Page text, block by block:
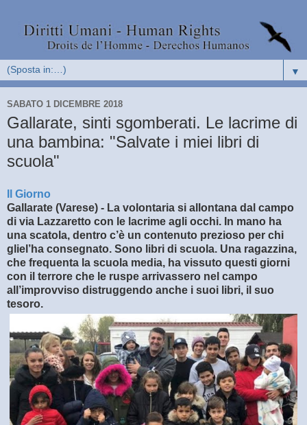
▼
SABATO 1 DICEMBRE 2018
Gallarate, sinti sgomberati. Le lacrime di
una bambina: "Salvate i miei libri di
scuola"
Il Giorno
Gallarate (Varese) - La volontaria si allontana dal campo
di via Lazzaretto con le lacrime agli occhi. In mano ha
una scatola, dentro c’è un contenuto prezioso per chi
gliel’ha consegnato. Sono libri di scuola. Una ragazzina,
che frequenta la scuola media, ha vissuto questi giorni
con il terrore che le ruspe arrivassero nel campo
all’improvviso distruggendo anche i suoi libri, il suo
tesoro.